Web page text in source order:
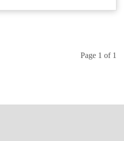
Page 1 of 1